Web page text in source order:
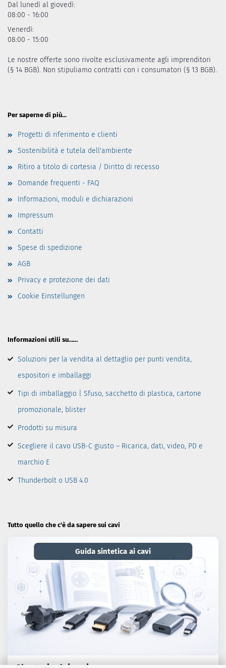
Dal lunedì al giovedì:
08:00 - 16:00
Venerdì:
08:00 - 15:00
Le nostre offerte sono rivolte esclusivamente agli imprenditori
(§ 14 BGB). Non stipuliamo contratti con i consumatori (§ 13 BGB).
Per saperne di più...
Progetti di riferimento e clienti
Sostenibilità e tutela dell'ambiente
Ritiro a titolo di cortesia / Diritto di recesso
Domande frequenti - FAQ
Informazioni, moduli e dichiarazioni
Impressum
Contatti
Spese di spedizione
AGB
Privacy e protezione dei dati
Cookie Einstellungen
Informazioni utili su……
Soluzioni per la vendita al dettaglio per punti vendita,
espositori e imballaggi
Tipi di imballaggio | Sfuso, sacchetto di plastica, cartone
promozionale, blister
Prodotti su misura
Scegliere il cavo USB-C giusto – Ricarica, dati, video, PD e
marchio E
Thunderbolt o USB 4.0
Tutto quello che c'è da sapere sui cavi
Guida sintetica ai cavi